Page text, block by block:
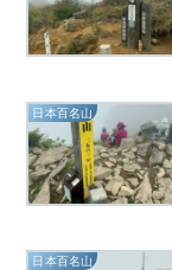
日本百名山
日本百名山